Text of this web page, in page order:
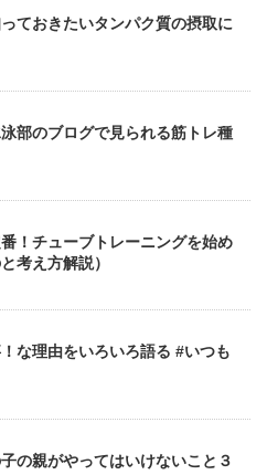
ておきたいタンパク質の摂取に
部のブログで見られる筋トレ種
！チューブトレーニングを始め
考え方解説）
な理由をいろいろ語る #いつも
の親がやってはいけないこと３